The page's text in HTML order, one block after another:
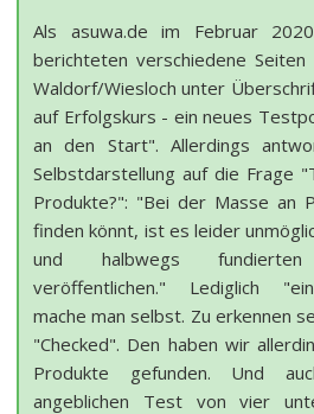
Als asuwa.de im Februar
berichteten verschiedene
Waldorf/Wiesloch unter
auf Erfolgskurs - ein neues
an den Start". Allerdings
Selbstdarstellung auf die Frage
Produkte?": "Bei der Masse an
finden könnt, ist es leider
und halbwegs
veröffentlichen." Lediglich
mache man selbst. Zu erkennen
"Checked". Den haben wir
Produkte gefunden. Und
angeblichen Test von vier